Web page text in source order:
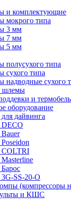
и комплектующие
мокрого типа
3 мм
7 мм
5 мм
полусухого типа
сухого типа
надводные сухого
шлемы
и
оборудование
дайвинга
COLTRI
SS-20-O
(компрессоры
и КШС